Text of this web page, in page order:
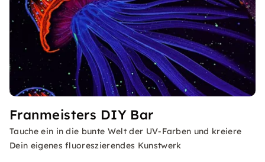
Franmeisters DIY Bar
Tauche ein in die bunte Welt der UV-Farben und kreiere
Dein eigenes fluoreszierendes Kunstwerk